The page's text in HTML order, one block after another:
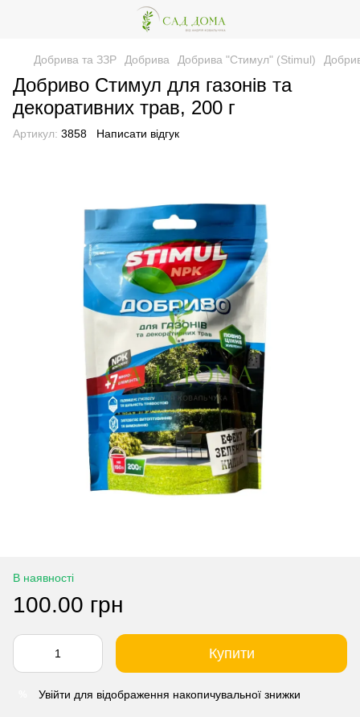
Добрива та ЗЗР Добрива Добрива "Стимул" (Stimul)
Добриво Стимул для газонів та
декоративних трав, 200 г
Артикул: 3858 Написати відгук
В наявності
100.00 грн
Купити
Увійти для відображення накопичувальної знижки